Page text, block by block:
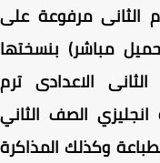
الثانى مرفوعة على
مباشر) بنسختها
الاعدادى ترم
الصف الثاني
وكذلك المذاكرة